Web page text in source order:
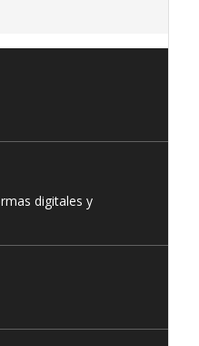
digitales y